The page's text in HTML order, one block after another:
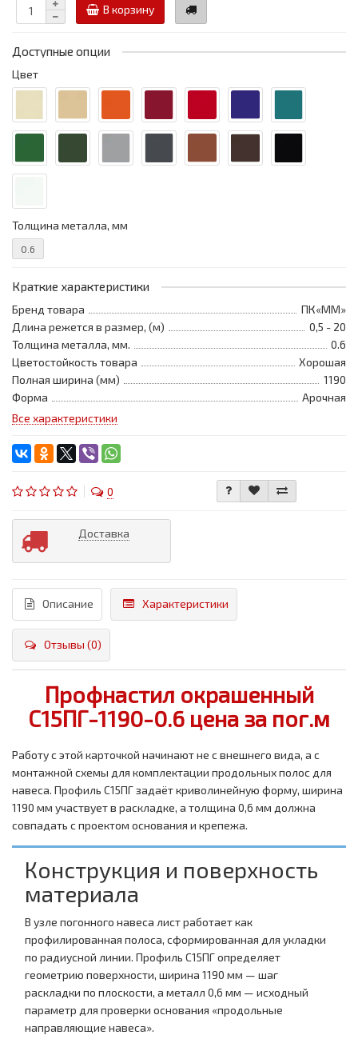
В корзину
Доступные опции
Цвет
Толщина металла, мм
0.6
Краткие характеристики
Бренд товара
ПК«ММ»
Длина режется в размер, (м)
0,5 - 20
Толщина металла, мм.
0.6
Цветостойкость товара
Хорошая
Полная ширина (мм)
1190
Форма
Арочная
Все характеристики
0
Доставка
Описание Характеристики
Отзывы (0)
Профнастил окрашенный
С15ПГ-1190-0.6 цена за пог.м
Работу с этой карточкой начинают не с внешнего вида, а с
монтажной схемы для комплектации продольных полос для
навеса. Профиль С15ПГ задаёт криволинейную форму, ширина
1190 мм участвует в раскладке, а толщина 0,6 мм должна
совпадать с проектом основания и крепежа.
Конструкция и поверхность
материала
В узле погонного навеса лист работает как
профилированная полоса, сформированная для укладки
по радиусной линии. Профиль С15ПГ определяет
геометрию поверхности, ширина 1190 мм — шаг
раскладки по плоскости, а металл 0,6 мм — исходный
параметр для проверки основания «продольные
направляющие навеса».